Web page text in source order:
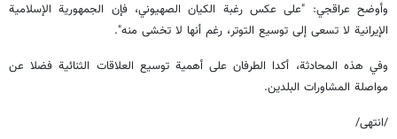
وأوضح عراقجي: "على عكس رغبة الكيان الصهيوني، فإن الجمهورية الإسلامية
الإيرانية لا تسعى إلى توسيع التوتر، رغم أنها لا تخشى منه".
وفي هذه المحادثة، أكدا الطرفان على أهمية توسيع العلاقات الثنائية فضلا عن
مواصلة المشاورات البلدين.
/انتهى/